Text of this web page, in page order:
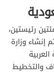
رئيستين،
إنشاء وزارة
والتخطيط